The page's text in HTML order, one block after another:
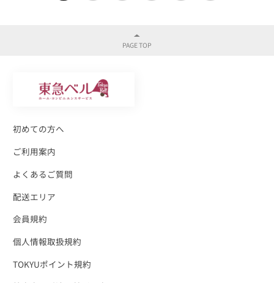
初めての方へ
ご利用案内
よくあるご質問
配送エリア
会員規約
個人情報取扱規約
TOKYUポイント規約